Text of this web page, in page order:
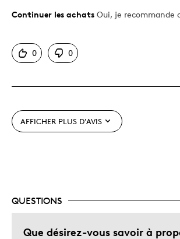
Le pour
Motif attrayant
Très bonne qualité
Décrivez-vous Guidé par la qualité
Continuer les achats Oui, je recommande
0 0
AFFICHER PLUS D'AVIS
QUESTIONS
Que désirez-vous savoir à